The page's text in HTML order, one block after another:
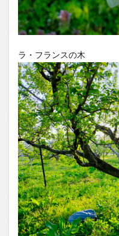
ラ・フランスの木